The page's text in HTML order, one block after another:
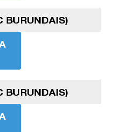
BURUNDAIS)
BURUNDAIS)